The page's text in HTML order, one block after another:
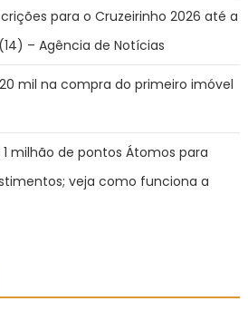
para o Cruzeirinho 2026 até a
– Agência de Notícias
mil na compra do primeiro imóvel
milhão de pontos Átomos para
veja como funciona a